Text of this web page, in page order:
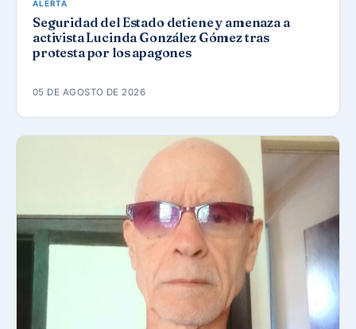
ALERTA
Seguridad del Estado detiene y amenaza a
activista Lucinda González Gómez tras
protesta por los apagones
05 DE AGOSTO DE 2026